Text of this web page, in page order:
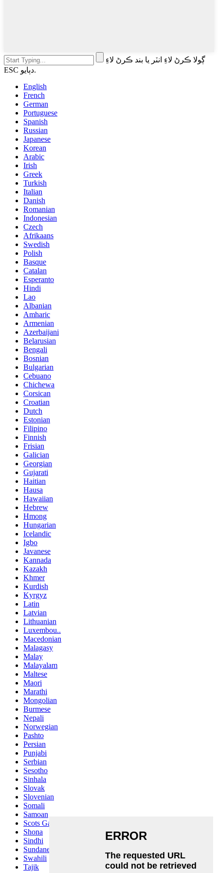
ڳولا ڪرڻ لاءِ انٽر يا بند ڪرڻ لاءِ
ESC دٻايو.
English
French
German
Portuguese
Spanish
Russian
Japanese
Korean
Arabic
Irish
Greek
Turkish
Italian
Danish
Romanian
Indonesian
Czech
Afrikaans
Swedish
Polish
Basque
Catalan
Esperanto
Hindi
Lao
Albanian
Amharic
Armenian
Azerbaijani
Belarusian
Bengali
Bosnian
Bulgarian
Cebuano
Chichewa
Corsican
Croatian
Dutch
Estonian
Filipino
Finnish
Frisian
Galician
Georgian
Gujarati
Haitian
Hausa
Hawaiian
Hebrew
Hmong
Hungarian
Icelandic
Igbo
Javanese
Kannada
Kazakh
Khmer
Kurdish
Kyrgyz
Latin
Latvian
Lithuanian
Luxembou..
Macedonian
Malagasy
Malay
Malayalam
Maltese
Maori
Marathi
Mongolian
Burmese
Nepali
Norwegian
Pashto
Persian
Punjabi
Serbian
Sesotho
Sinhala
Slovak
Slovenian
Somali
Samoan
Scots Gaelic
Shona
Sindhi
Sundanese
Swahili
Tajik